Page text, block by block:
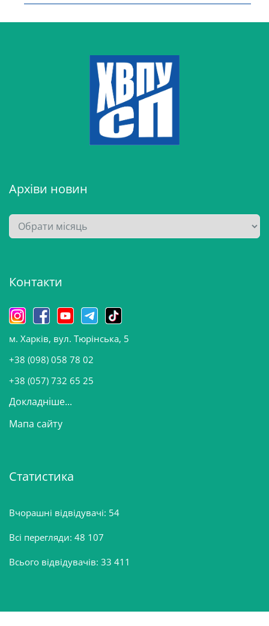
Архіви новин
А
р
в
н
о
в
и
Контакти
м. Харків, вул. Тюрінська, 5
+38 (098) 058 78 02
+38 (057) 732 65 25
Докладніше...
Мапа сайту
Статистика
Вчорашні відвідувачі: 54
Всі перегляди: 48 107
Всього відвідувачів: 33 411